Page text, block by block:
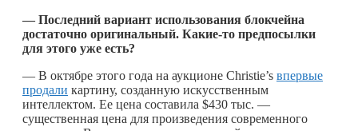
— Последний вариант использования блокчейна
достаточно оригинальный. Какие-то предпосылки
для этого уже есть?
— В октябре этого года на аукционе Christie’s впервые
продали картину, созданную искусственным
интеллектом. Ее цена составила $430 тыс. —
существенная цена для произведения современного